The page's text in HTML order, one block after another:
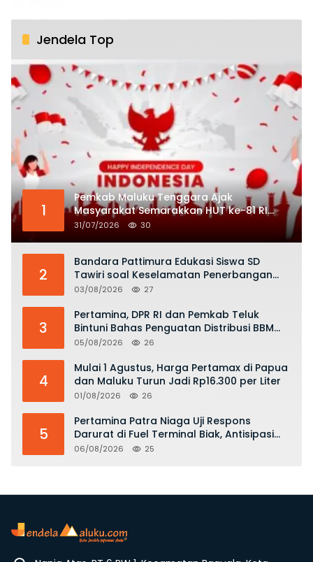
Jendela Top
1
Pemkab Maluku Tenggara Ajak
Masyarakat Semarakkan HUT ke-81 RI
dengan Semangat Nasionalisme
31/07/2026 30
2
Bandara Pattimura Edukasi Siswa SD
Tawiri soal Keselamatan Penerbangan
dan Bahaya Bermain Layang-layang di
03/08/2026 27
3
Pertamina, DPR RI dan Pemkab Teluk
Bintuni Bahas Penguatan Distribusi BBM
dan LPG
05/08/2026 26
4
Mulai 1 Agustus, Harga Pertamax di Papua
dan Maluku Turun Jadi Rp16.300 per Liter
01/08/2026 26
5
Pertamina Patra Niaga Uji Respons
Darurat di Fuel Terminal Biak, Antisipasi
Risiko Kebakaran dan Tumpahan BBM
06/08/2026 25